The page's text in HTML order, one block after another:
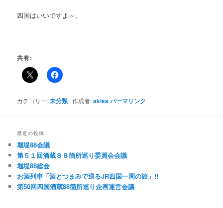
四国はいいですよ～。
共有:
カテゴリー:未分類 作成者:akissパーマリンク
最近の投稿
堰堤88会議
第５１回酒蔵８８箇所巡り委員会会議
堰堤88総会
お酒列車「酒とつまみで巡るJR四国一周の旅」!!
第50回四国酒蔵88箇所巡り企画運営会議